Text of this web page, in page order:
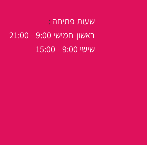
שעות פתיחה :
ראשון-חמישי 9:00 - 21:00
שישי 9:00 - 15:00